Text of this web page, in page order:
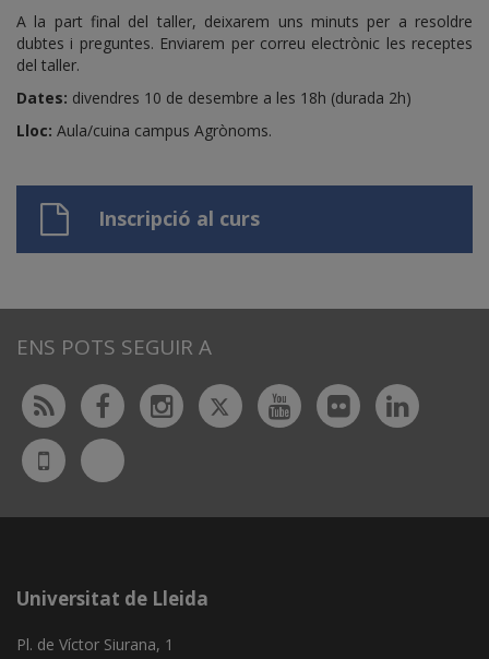
A la part final del taller, deixarem uns minuts per a resoldre
dubtes i preguntes. Enviarem per correu electrònic les receptes
del taller.
Dates: divendres 10 de desembre a les 18h (durada 2h)
Lloc: Aula/cuina campus Agrònoms.
Inscripció al curs
ENS POTS SEGUIR A
Rss FacebookInstagram
TwitterYoutubeFlickr
UdL
App
Bluesky
Universitat de Lleida
Pl. de Víctor Siurana, 1